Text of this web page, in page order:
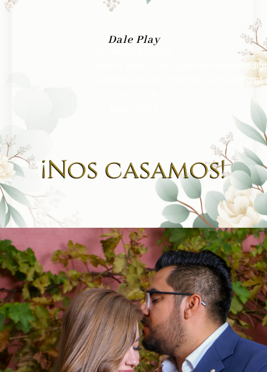
Dale Play
fileurl=”https://
content/uploads/2023/08/
¡Nos casamos!